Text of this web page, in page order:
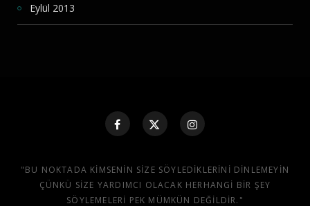
Eylül 2013
"BU NOKTADA KIMSENIN SIZE SÖYLEDIKLERINI DINLEMEYIN
ÇÜNKÜ SIZE YARDIMCI OLACAK HERHANGI BIR ŞEY
SÖYLEMELERI PEK MÜMKÜN DEĞILDIR."